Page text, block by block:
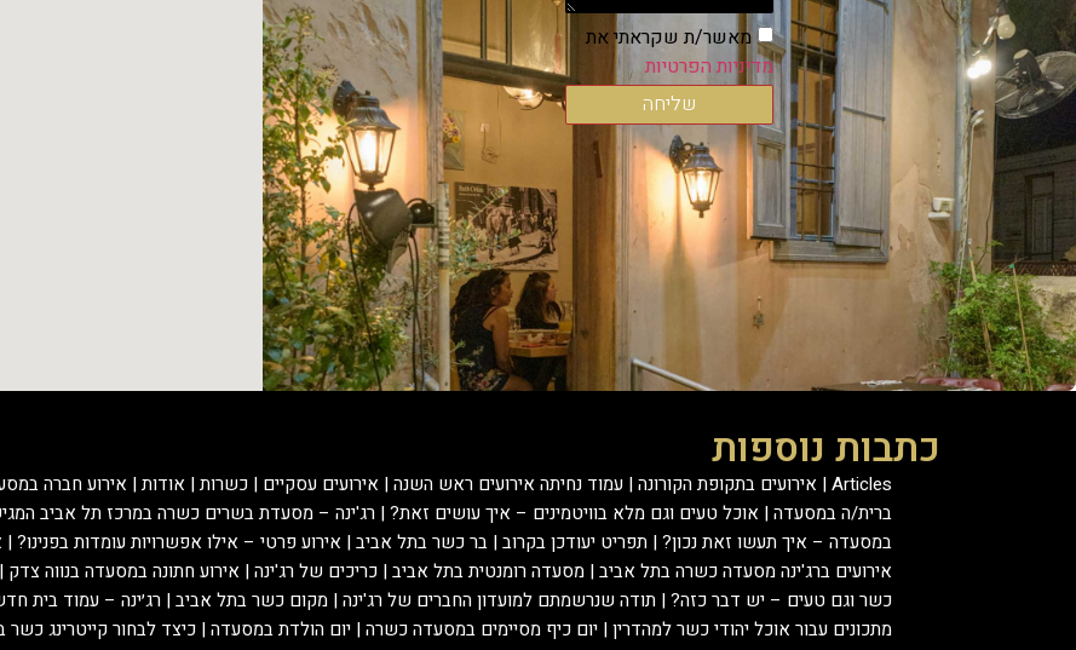
מאשר/ת שקראתי את
מדיניות הפרטיות
שליחה
כתבות נוספות
Articles אירועים בתקופת הקורונה עמוד נחיתה אירועים ראש השנה אירועים עסקיים כשרות אודות אירוע חברה
ברית/ה במסעדה אוכל טעים וגם מלא בוויטמינים – איך עושים זאת? רג'ינה – מסעדת בשרים כשרה במרכז תל אביב
במסעדה – איך תעשו זאת נכון? תפריט יעודכן בקרוב בר כשר בתל אביב אירוע פרטי – אילו אפשרויות עומדות בפנינו?
אירועים ברג'ינה מסעדה כשרה בתל אביב מסעדה רומנטית בתל אביב כריכים של רג'ינה אירוע חתונה במסעדה בנווה צדק
כשר וגם טעים – יש דבר כזה? תודה שנרשמתם למועדון החברים של רג'ינה מקום כשר בתל אביב רג׳ינה – עמוד בית חדש-
מתכונים עבור אוכל יהודי כשר למהדרין יום כיף מסיימים במסעדה כשרה יום הולדת במסעדה כיצד לבחור קייטרינג כשר